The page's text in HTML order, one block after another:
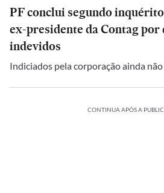
PF conclui segundo
ex-presidente da Contag por
indevidos
Indiciados pela corporação ainda
CONTINUA APÓS A